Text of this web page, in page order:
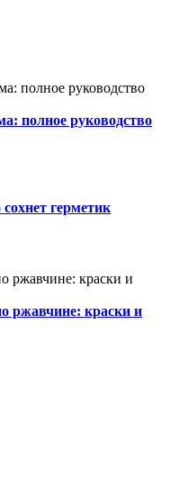
полное руководство
герметик
ржавчине: краски и